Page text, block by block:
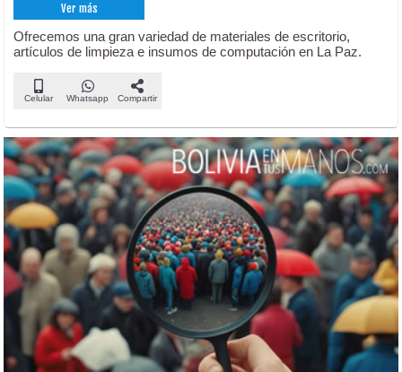
Ver más
Ofrecemos una gran variedad de materiales de escritorio,
artículos de limpieza e insumos de computación en La Paz.
Celular Whatsapp Compartir